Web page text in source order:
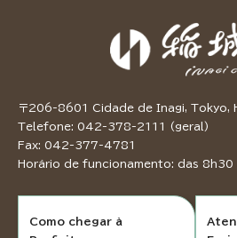
〒206-8601 Cidade de Inagi, Tokyo,
Telefone: 042-378-2111 (geral)
Fax: 042-377-4781
Horário de funcionamento: das 8h30
Como chegar à